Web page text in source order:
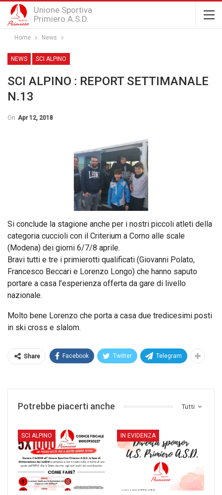
Unione Sportiva
Primiero A.S.D.
Home News
NEWS SCI ALPINO
SCI ALPINO : REPORT SETTIMANALE
N.13
On Apr 12, 2018
Si conclude la stagione anche per i nostri piccoli atleti della
categoria cuccioli con il Criterium a Corno alle scale
(Modena) dei giorni 6/7/8 aprile.
Bravi tutti e tre i primierotti qualificati (Giovanni Polato,
Francesco Beccari e Lorenzo Longo) che hanno saputo
portare a casa l’esperienza offerta da gare di livello
nazionale.
Molto bene Lorenzo che porta a casa due tredicesimi posti
in ski cross e slalom.
Share Facebook Twitter Telegram
Tutti
Potrebbe piacerti anche
SCI ALPINO IN EVIDENZA